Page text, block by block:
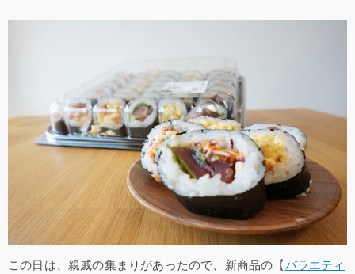
この日は、親戚の集まりがあったので、新商品の【バラエティ